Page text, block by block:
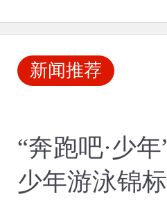
新闻推荐
“奔跑吧·少
少年游泳锦